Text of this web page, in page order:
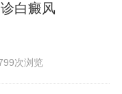
白癜风
次浏览